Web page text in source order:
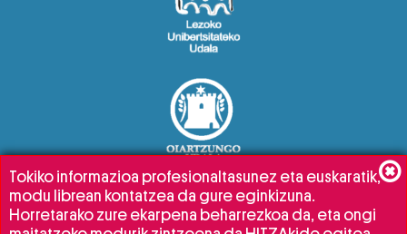
Tokiko informazioa profesionaltasunez eta euskaratik,
modu librean kontatzea da gure eginkizuna.
Horretarako zure ekarpena beharrezkoa da, eta ongi